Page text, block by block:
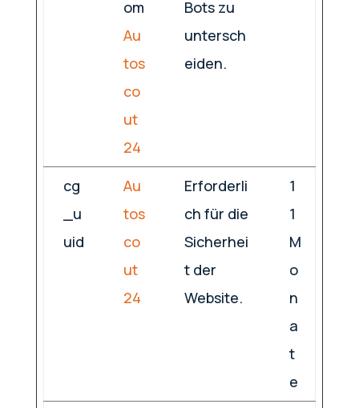
om
Au
tos
co
ut
24
Bots zu
untersch
eiden.
cg
_u
uid
Au
tos
co
ut
24
Erforderli
ch für die
Sicherhei
t der
Website.
1
1
M
o
n
a
t
e